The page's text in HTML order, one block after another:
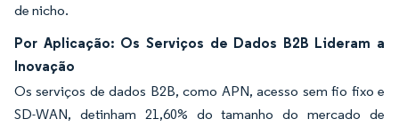
de nicho.
Por Aplicação: Os Serviços de Dados B2B Lideram a
Inovação
Os serviços de dados B2B, como APN, acesso sem fio fixo e
SD-WAN, detinham 21,60% do tamanho do mercado de